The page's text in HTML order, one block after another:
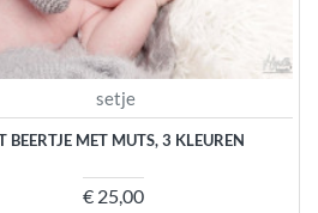
setje
BEERTJE MET MUTS, 3 KLEUREN
€ 25,00